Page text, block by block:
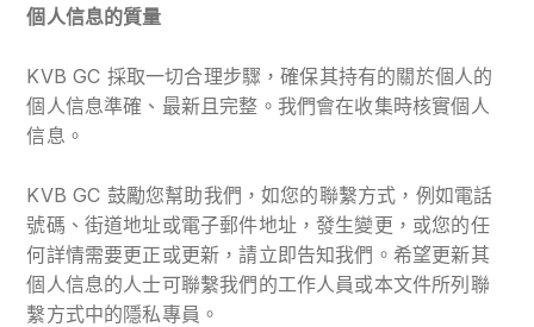
個人信息的質量
KVB GC 採取一切合理步驟，確保其持有的關於個人的
個人信息準確、最新且完整。我們會在收集時核實個人
信息。
KVB GC 鼓勵您幫助我們，如您的聯繫方式，例如電話
號碼、街道地址或電子郵件地址，發生變更，或您的任
何詳情需要更正或更新，請立即告知我們。希望更新其
個人信息的人士可聯繫我們的工作人員或本文件所列聯
繫方式中的隱私專員。